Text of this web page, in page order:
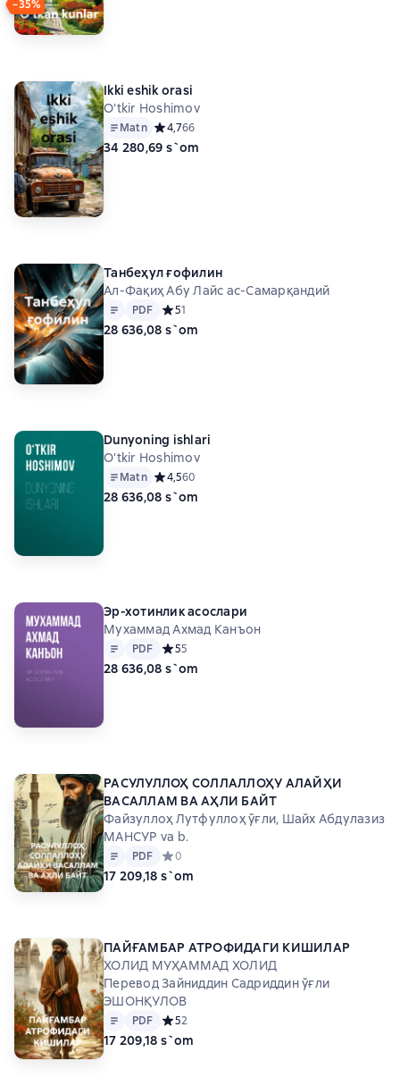
−35%
Ikki eshik orasi
O‘tkir Hоshimоv
Matn Средний рейтинг 4,7 на основе 66 оценок
4,766
34 280,69 s`om
Танбеҳул ғофилин
Ал-Фақиҳ Абу Лайс ас-Самарқандий
Matn PDF
PDF Средний рейтинг 5 на основе 1 оценок
51
28 636,08 s`om
Dunyoning ishlari
O‘tkir Hoshimov
Matn Средний рейтинг 4,5 на основе 60 оценок
4,560
28 636,08 s`om
Эр-хотинлик асослари
Мухаммад Ахмад Канъон
Matn PDF
PDF Средний рейтинг 5 на основе 5 оценок
55
28 636,08 s`om
РАСУЛУЛЛОҲ СОЛЛАЛЛОҲУ АЛАЙҲИ
ВАСАЛЛАМ ВА АҲЛИ БАЙТ
Файзуллоҳ Лутфуллоҳ ўғли, Шайх Абдулазиз
МАНСУР va b.
Matn PDF
PDF Средний рейтинг 0 на основе 0 оценок
0
17 209,18 s`om
ПАЙҒАМБАР АТРОФИДАГИ КИШИЛАР
ХОЛИД МУҲАММАД ХОЛИД
Перевод Зайниддин Садриддин ўғли
ЭШОНҚУЛОВ
Matn PDF
PDF Средний рейтинг 5 на основе 2 оценок
52
17 209,18 s`om